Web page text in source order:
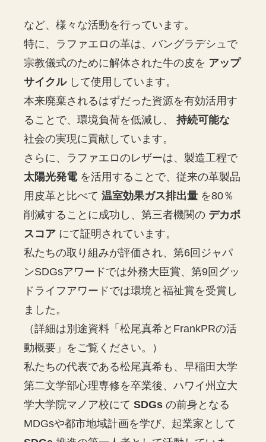
など、様々な活動を行っています。
特に、ラファエロの革は、バングラデシュで
宗教儀式のために解体された牛の皮を アップ
サイクルして使用しています。
本来廃棄されるはずだった資源を有効活用す
ることで、環境負荷を低減し、持続可能な
社会の実現に貢献しています。
さらに、ラファエロのレザーは、製造工程で
太陽光発電を活用することで、従来の革製品
用皮革と比べて温室効果ガス排出量 を80％
削減することに成功し、第三者機関の デカボ
スコア にて証明されています。
私たちの取り組みが評価され、第6回ジャパ
ンSDGsアワードでは外務大臣賞、第9回グッ
ドライフアワードでは環境と福祉賞を受賞し
ました。
（詳細は別途資料「松尾真希とFrankPRの活
動概要」をご覧ください。）
私たちの代表である松尾真希も、早稲田大学
第二文学部心理専修を卒業後、ハワイ州立大
学大学院マノア校にてSDGs の前身となる
MDGsや都市地域計画を学び、起業家として